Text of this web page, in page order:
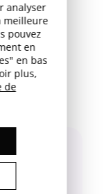
? Le pôle
vers des
des
analyser
meilleure
pouvez
en
en bas
plus,
de